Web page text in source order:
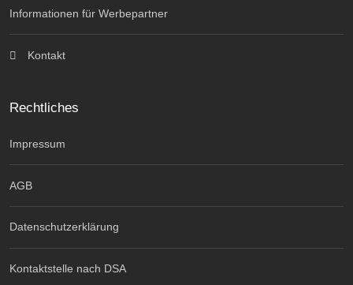
Informationen für Werbepartner
Kontakt
Rechtliches
Impressum
AGB
Datenschutzerklärung
Kontaktstelle nach DSA